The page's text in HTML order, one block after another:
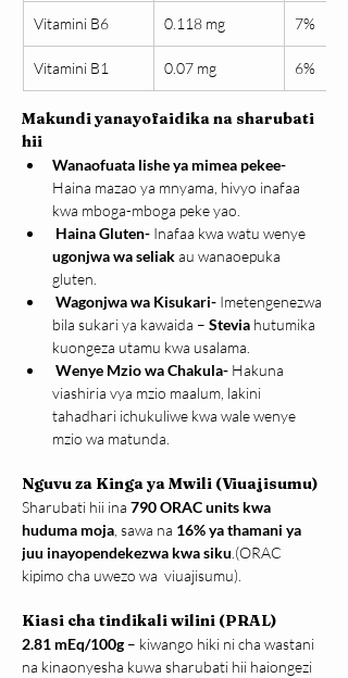
Vitamini B6 0.118 mg 7%
Vitamini B1 0.07 mg 6%
Makundi yanayofaidika na sharubati
hii
Wanaofuata lishe ya mimea pekee-
Haina mazao ya mnyama, hivyo inafaa
kwa mboga-mboga peke yao.
Haina Gluten- Inafaa kwa watu wenye
ugonjwa wa seliak au wanaoepuka
gluten.
Wagonjwa wa Kisukari- Imetengenezwa
bila sukari ya kawaida – Stevia hutumika
kuongeza utamu kwa usalama.
Wenye Mzio wa Chakula- Hakuna
viashiria vya mzio maalum, lakini
tahadhari ichukuliwe kwa wale wenye
mzio wa matunda.
Nguvu za Kinga ya Mwili (Viuajisumu)
Sharubati hii ina 790 ORAC units kwa
huduma moja , sawa na 16% ya thamani ya
juu inayopendekezwa kwa siku .(ORAC
kipimo cha uwezo wa  viuajisumu).
Kiasi cha tindikali wilini (PRAL)
2.81 mEq/100g – kiwango hiki ni cha wastani
na kinaonyesha kuwa sharubati hii haiongezi